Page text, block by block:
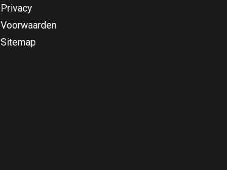
Privacy
Voorwaarden
Sitemap